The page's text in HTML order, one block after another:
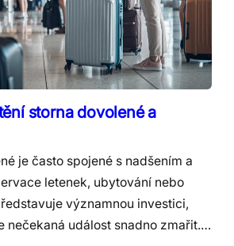
storna dovolené a
je často spojené s nadšením a
letenek, ubytování nebo
významnou investici,
nečekaná událost snadno zmařit.…